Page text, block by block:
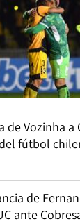
de Vozinha a
fútbol
de
ante